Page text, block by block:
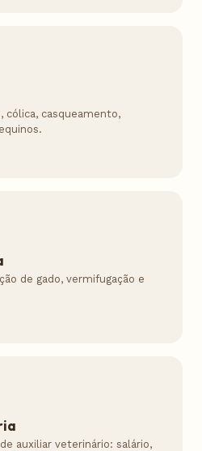
cólica, casqueamento,
de gado, vermifugação e
auxiliar veterinário: salário,